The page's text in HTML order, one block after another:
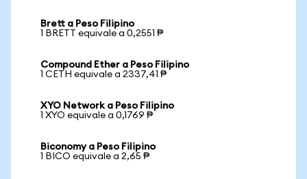
Brett a Peso Filipino
1 BRETT equivale a 0,2551 ₱
Compound Ether a Peso Filipino
1 CETH equivale a 2337,41 ₱
XYO Network a Peso Filipino
1 XYO equivale a 0,1769 ₱
Biconomy a Peso Filipino
1 BICO equivale a 2,65 ₱